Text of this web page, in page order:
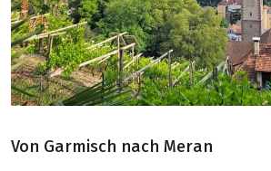
Von Garmisch nach Meran